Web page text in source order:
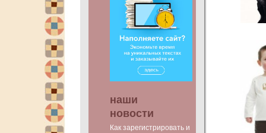
наши
новости
Как зарегистрировать и